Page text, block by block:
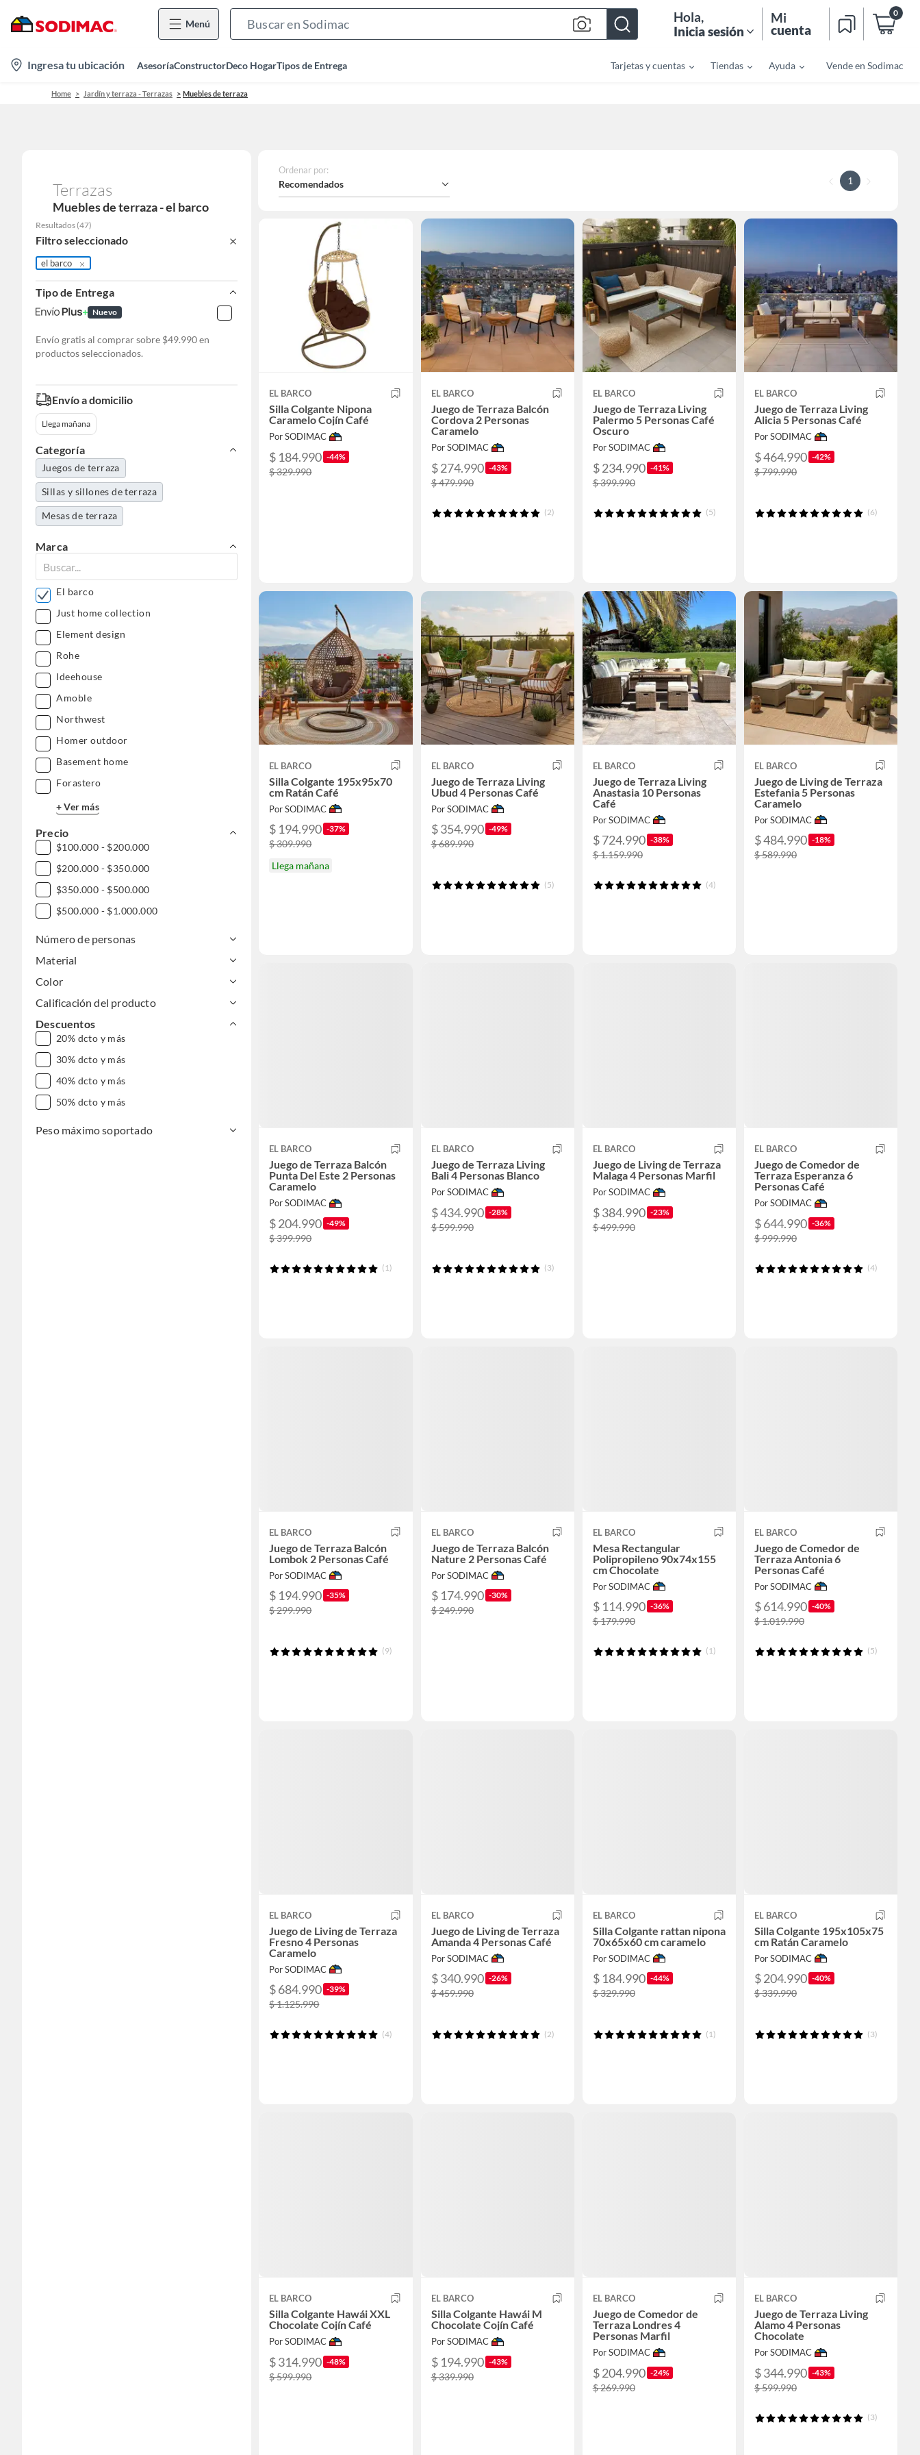
Menú
Bar
Hola,
Inicia sesión
Mi
cuenta
0
location-
icon
Ingresa tu ubicación AsesoríaConstructorDeco HogarTipos de Entrega Tarjetas y cuentas Tiendas Ayuda Vende en Sodimac
Home Jardín y terraza - Terrazas Muebles de terraza
Terrazas
Muebles de terraza - el barco
Resultados (47)
Filtro seleccionado
el barco
Tipo de Entrega
Nuevo
Envío gratis al comprar sobre $49.990 en
productos seleccionados.
Envío a domicilio
Llega mañana
Categoría
Juegos de terraza
Sillas y sillones de terraza
Mesas de terraza
Marca
El barco
Just home collection
Element design
Rohe
Ideehouse
Amoble
Northwest
Homer outdoor
Basement home
Forastero
+ Ver más
Precio
$100.000 - $200.000
$200.000 - $350.000
$350.000 - $500.000
$500.000 - $1.000.000
Número de personas
Material
Color
Calificación del producto
Descuentos
20% dcto y más
30% dcto y más
40% dcto y más
50% dcto y más
Peso máximo soportado
Ordenar por:
Recomendados 1
EL BARCO
Silla Colgante Nipona
Caramelo Cojín Café
Por SODIMAC
$ 184.990 -44%
$ 329.990
EL BARCO
Juego de Terraza Balcón
Cordova 2 Personas
Caramelo
Por SODIMAC
$ 274.990 -43%
$ 479.990
(2)
EL BARCO
Juego de Terraza Living
Palermo 5 Personas Café
Oscuro
Por SODIMAC
$ 234.990 -41%
$ 399.990
(5)
EL BARCO
Juego de Terraza Living
Alicia 5 Personas Café
Por SODIMAC
$ 464.990 -42%
$ 799.990
(6)
EL BARCO
Silla Colgante 195x95x70
cm Ratán Café
Por SODIMAC
$ 194.990 -37%
$ 309.990
Llega mañana
EL BARCO
Juego de Terraza Living
Ubud 4 Personas Café
Por SODIMAC
$ 354.990 -49%
$ 689.990
(5)
EL BARCO
Juego de Terraza Living
Anastasia 10 Personas
Café
Por SODIMAC
$ 724.990 -38%
$ 1.159.990
(4)
EL BARCO
Juego de Living de Terraza
Estefania 5 Personas
Caramelo
Por SODIMAC
$ 484.990 -18%
$ 589.990
EL BARCO
Juego de Terraza Balcón
Punta Del Este 2 Personas
Caramelo
Por SODIMAC
$ 204.990 -49%
$ 399.990
(1)
EL BARCO
Juego de Terraza Living
Bali 4 Personas Blanco
Por SODIMAC
$ 434.990 -28%
$ 599.990
(3)
EL BARCO
Juego de Living de Terraza
Malaga 4 Personas Marfil
Por SODIMAC
$ 384.990 -23%
$ 499.990
EL BARCO
Juego de Comedor de
Terraza Esperanza 6
Personas Café
Por SODIMAC
$ 644.990 -36%
$ 999.990
(4)
EL BARCO
Juego de Terraza Balcón
Lombok 2 Personas Café
Por SODIMAC
$ 194.990 -35%
$ 299.990
(9)
EL BARCO
Juego de Terraza Balcón
Nature 2 Personas Café
Por SODIMAC
$ 174.990 -30%
$ 249.990
EL BARCO
Mesa Rectangular
Polipropileno 90x74x155
cm Chocolate
Por SODIMAC
$ 114.990 -36%
$ 179.990
(1)
EL BARCO
Juego de Comedor de
Terraza Antonia 6
Personas Café
Por SODIMAC
$ 614.990 -40%
$ 1.019.990
(5)
EL BARCO
Juego de Living de Terraza
Fresno 4 Personas
Caramelo
Por SODIMAC
$ 684.990 -39%
$ 1.125.990
(4)
EL BARCO
Juego de Living de Terraza
Amanda 4 Personas Café
Por SODIMAC
$ 340.990 -26%
$ 459.990
(2)
EL BARCO
Silla Colgante rattan nipona
70x65x60 cm caramelo
Por SODIMAC
$ 184.990 -44%
$ 329.990
(1)
EL BARCO
Silla Colgante 195x105x75
cm Ratán Caramelo
Por SODIMAC
$ 204.990 -40%
$ 339.990
(3)
EL BARCO
Silla Colgante Hawái XXL
Chocolate Cojín Café
Por SODIMAC
$ 314.990 -48%
$ 599.990
EL BARCO
Silla Colgante Hawái M
Chocolate Cojín Café
Por SODIMAC
$ 194.990 -43%
$ 339.990
EL BARCO
Juego de Comedor de
Terraza Londres 4
Personas Marfil
Por SODIMAC
$ 204.990 -24%
$ 269.990
EL BARCO
Juego de Terraza Living
Alamo 4 Personas
Chocolate
Por SODIMAC
$ 344.990 -43%
$ 599.990
(3)